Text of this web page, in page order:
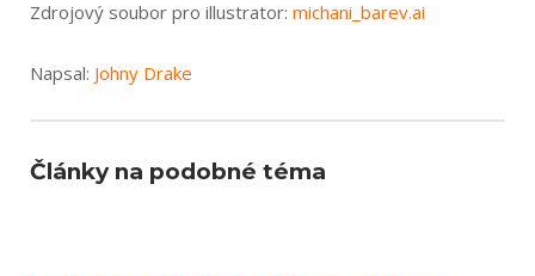
Zdrojový soubor pro illustrator: michani_barev.ai
Napsal: Johny Drake
Články na podobné téma